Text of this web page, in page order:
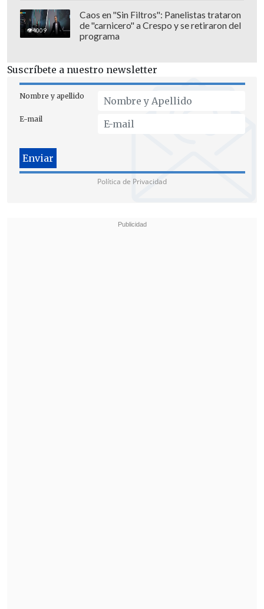
4009
Caos en "Sin Filtros": Panelistas trataron
de "carnicero" a Crespo y se retiraron del
programa
Suscríbete a nuestro newsletter
Nombre y apellido
E-mail
Política de Privacidad